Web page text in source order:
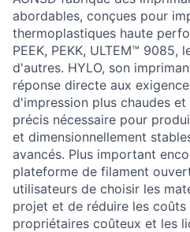
abordables, conçues pour
thermoplastiques haute
PEEK, PEKK, ULTEM™
d'autres. HYLO, son
réponse directe aux
d'impression plus chaudes
précis nécessaire pour
et dimensionnellement
avancés. Plus important
plateforme de filament
utilisateurs de choisir les
projet et de réduire les
propriétaires coûteux et les